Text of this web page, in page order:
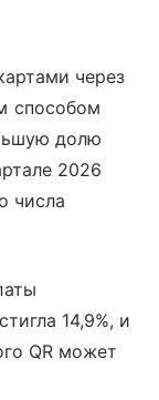
через
способом
долю
2026
числа
14,9%, и
QR может